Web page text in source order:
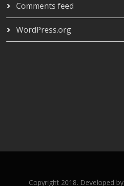
Comments feed
WordPress.org
Copyright 2018. Developed by